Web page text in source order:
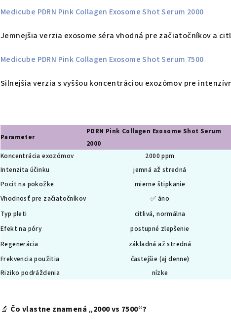
Medicube PDRN Pink Collagen Exosome Shot Serum 2000
Jemnejšia verzia exosome séra vhodná pre začiatočníkov a
Medicube PDRN Pink Collagen Exosome Shot Serum 7500
Silnejšia verzia s vyššou koncentráciou exozómov pre
Parameter
PDRN Pink Collagen Exosome Shot Serum
2000
Koncentrácia exozómov
2000 ppm
Intenzita účinku
jemná až stredná
Pocit na pokožke
mierne štipkanie
Vhodnosť pre začiatočníkov
✅ áno
Typ pleti
citlivá, normálna
Efekt na póry
postupné zlepšenie
Regenerácia
základná až stredná
Frekvencia použitia
častejšie (aj denne)
Riziko podráždenia
nízke
🔬 Čo vlastne znamená „2000 vs 7500“?